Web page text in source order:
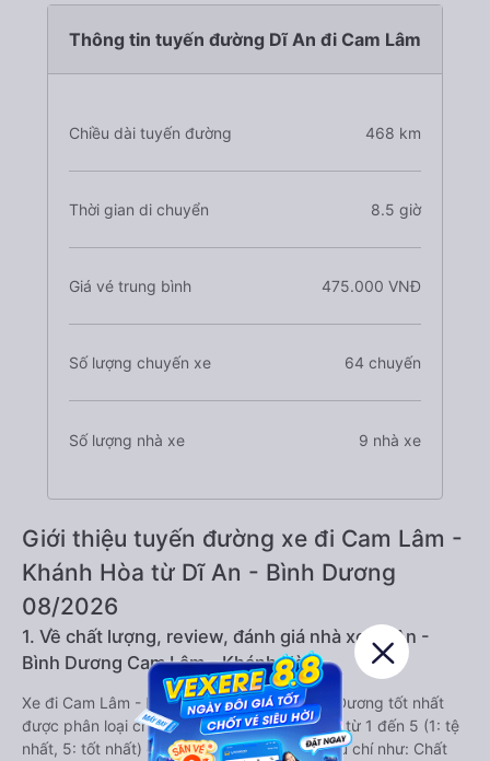
Thông tin tuyến đường Dĩ An đi Cam Lâm
Chiều dài tuyến đường 468 km
Thời gian di chuyển 8.5 giờ
Giá vé trung bình 475.000 VNĐ
Số lượng chuyến xe 64 chuyến
Số lượng nhà xe 9 nhà xe
Giới thiệu tuyến đường xe đi Cam Lâm -
Khánh Hòa từ Dĩ An - Bình Dương
08/2026
1. Về chất lượng, review, đánh giá nhà xe Dĩ An -
Bình Dương Cam Lâm - Khánh Hòa
Xe đi Cam Lâm - Khánh Hòa từ Dĩ An - Bình Dương tốt nhất
được phân loại chất lượng dựa trên đánh giá từ 1 đến 5 (1: tệ
nhất, 5: tốt nhất) của khách hàng với các tiêu chí như: Chất